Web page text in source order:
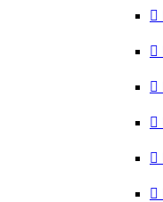





